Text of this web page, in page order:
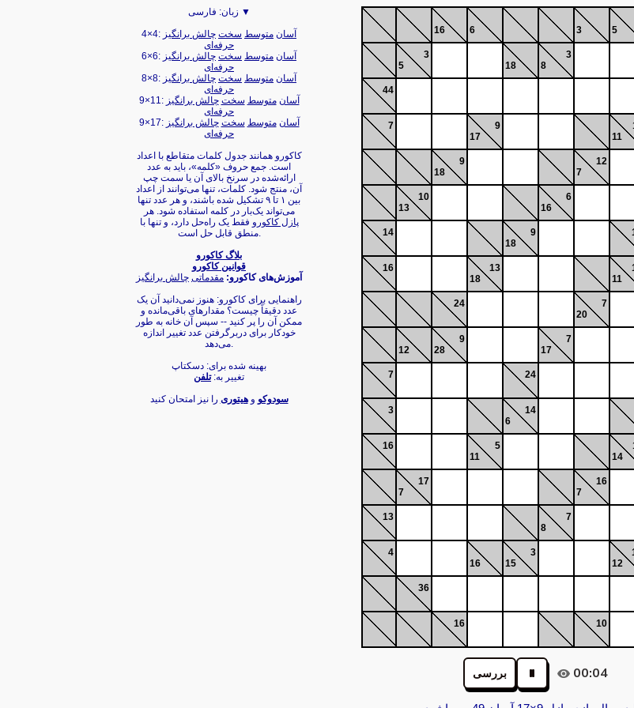
زبان: فارسی ▼
4×4:
آسان متوسط سخت چالش برانگیز
حرفه‌ای
6×6:
آسان متوسط سخت چالش برانگیز
حرفه‌ای
8×8:
آسان متوسط سخت چالش برانگیز
حرفه‌ای
9×11:
آسان متوسط سخت چالش برانگیز
حرفه‌ای
9×17:
آسان متوسط سخت چالش برانگیز
حرفه‌ای
کاکورو همانند جدول کلمات متقاطع با اعداد
است. جمع حروف «کلمه»، باید به عدد
ارائه‌شده در سرنخ بالای آن یا سمت چپ
آن، منتج شود. کلمات، تنها می‌توانند از اعداد
بین ۱ تا ۹ تشکیل شده باشند، و هر عدد تنها
می‌تواند یک‌بار در کلمه استفاده شود. هر
پازل کاکورو فقط یک راه‌حل دارد، و تنها با
منطق قابل حل است.
بلاگ کاکورو
قوانین کاکورو
آموزش‌های کاکورو: مقدماتی چالش برانگیز
راهنمایی برای کاکورو: هنوز نمی‌دانید آن یک
عدد دقیقاً چیست؟ مقدارهای باقی‌مانده و
ممکن آن را پر کنید -- سپس آن خانه به طور
خودکار برای دربرگرفتن عدد تغییر اندازه
می‌دهد.
بهینه شده برای: دسکتاپ
تغییر به:تلفن
سودوکو وهیتوری را نیز امتحان کنید
16 6 3 5
3
5
18
3
8
44
7
9
17
11
9
18
12
7
10
13
6
16
14
9
18
16
13
18
11
24
7
20
12
9
28
7
17
7
24
3
14
6
16
5
11
14
17
7
16
7
13
7
8
4
16
3
15
12
36
16 10
بررسی 00:04